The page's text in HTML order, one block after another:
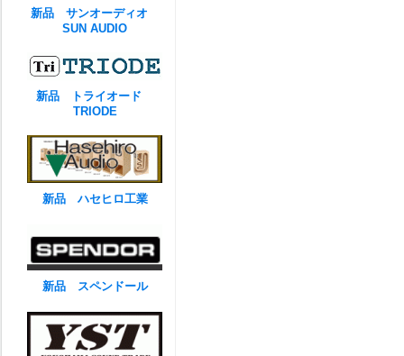
新品 サンオーディオ
SUN AUDIO
新品 トライオード
TRIODE
新品 ハセヒロ工業
新品 スペンドール